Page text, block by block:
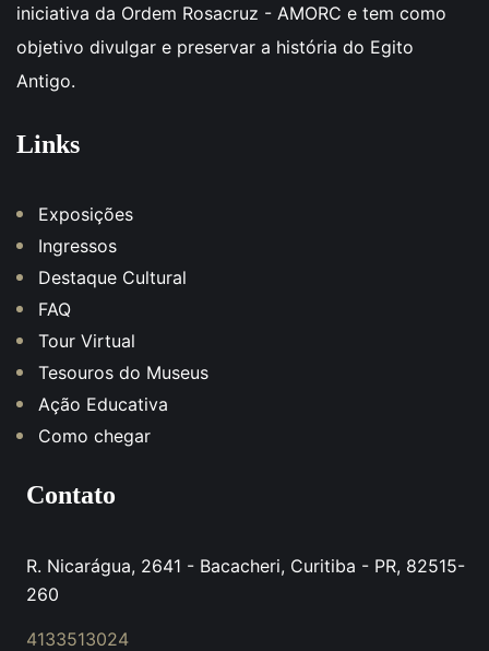
iniciativa da Ordem Rosacruz - AMORC e tem como
objetivo divulgar e preservar a história do Egito
Antigo.
Links
Exposições
Ingressos
Destaque Cultural
FAQ
Tour Virtual
Tesouros do Museus
Ação Educativa
Como chegar
Contato
R. Nicarágua, 2641 - Bacacheri, Curitiba - PR, 82515-
260
4133513024